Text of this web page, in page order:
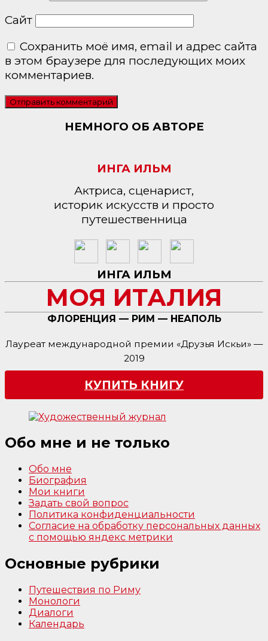
Сайт
Сохранить моё имя, email и адрес сайта
в этом браузере для последующих моих
комментариев.
НЕМНОГО ОБ АВТОРЕ
ИНГА ИЛЬМ
Актриса, сценарист,
историк искусств и просто
путешественница
ИНГА ИЛЬМ
МОЯ ИТАЛИЯ
ФЛОРЕНЦИЯ — РИМ — НЕАПОЛЬ
Лауреат международной премии «Друзья Искьи» —
2019
КУПИТЬ КНИГУ
Обо мне и не только
Обо мне
Биография
Мои книги
Задать свой вопрос
Политика конфиденциальности
Согласие на обработку персональных данных
с помощью яндекс метрики
Основные рубрики
Путешествия по Риму
Монологи
Диалоги
Календарь